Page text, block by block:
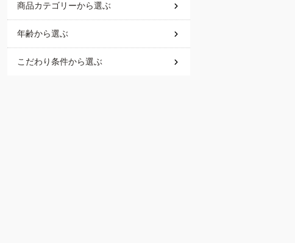
商品カテゴリーから選ぶ
年齢から選ぶ
こだわり条件から選ぶ